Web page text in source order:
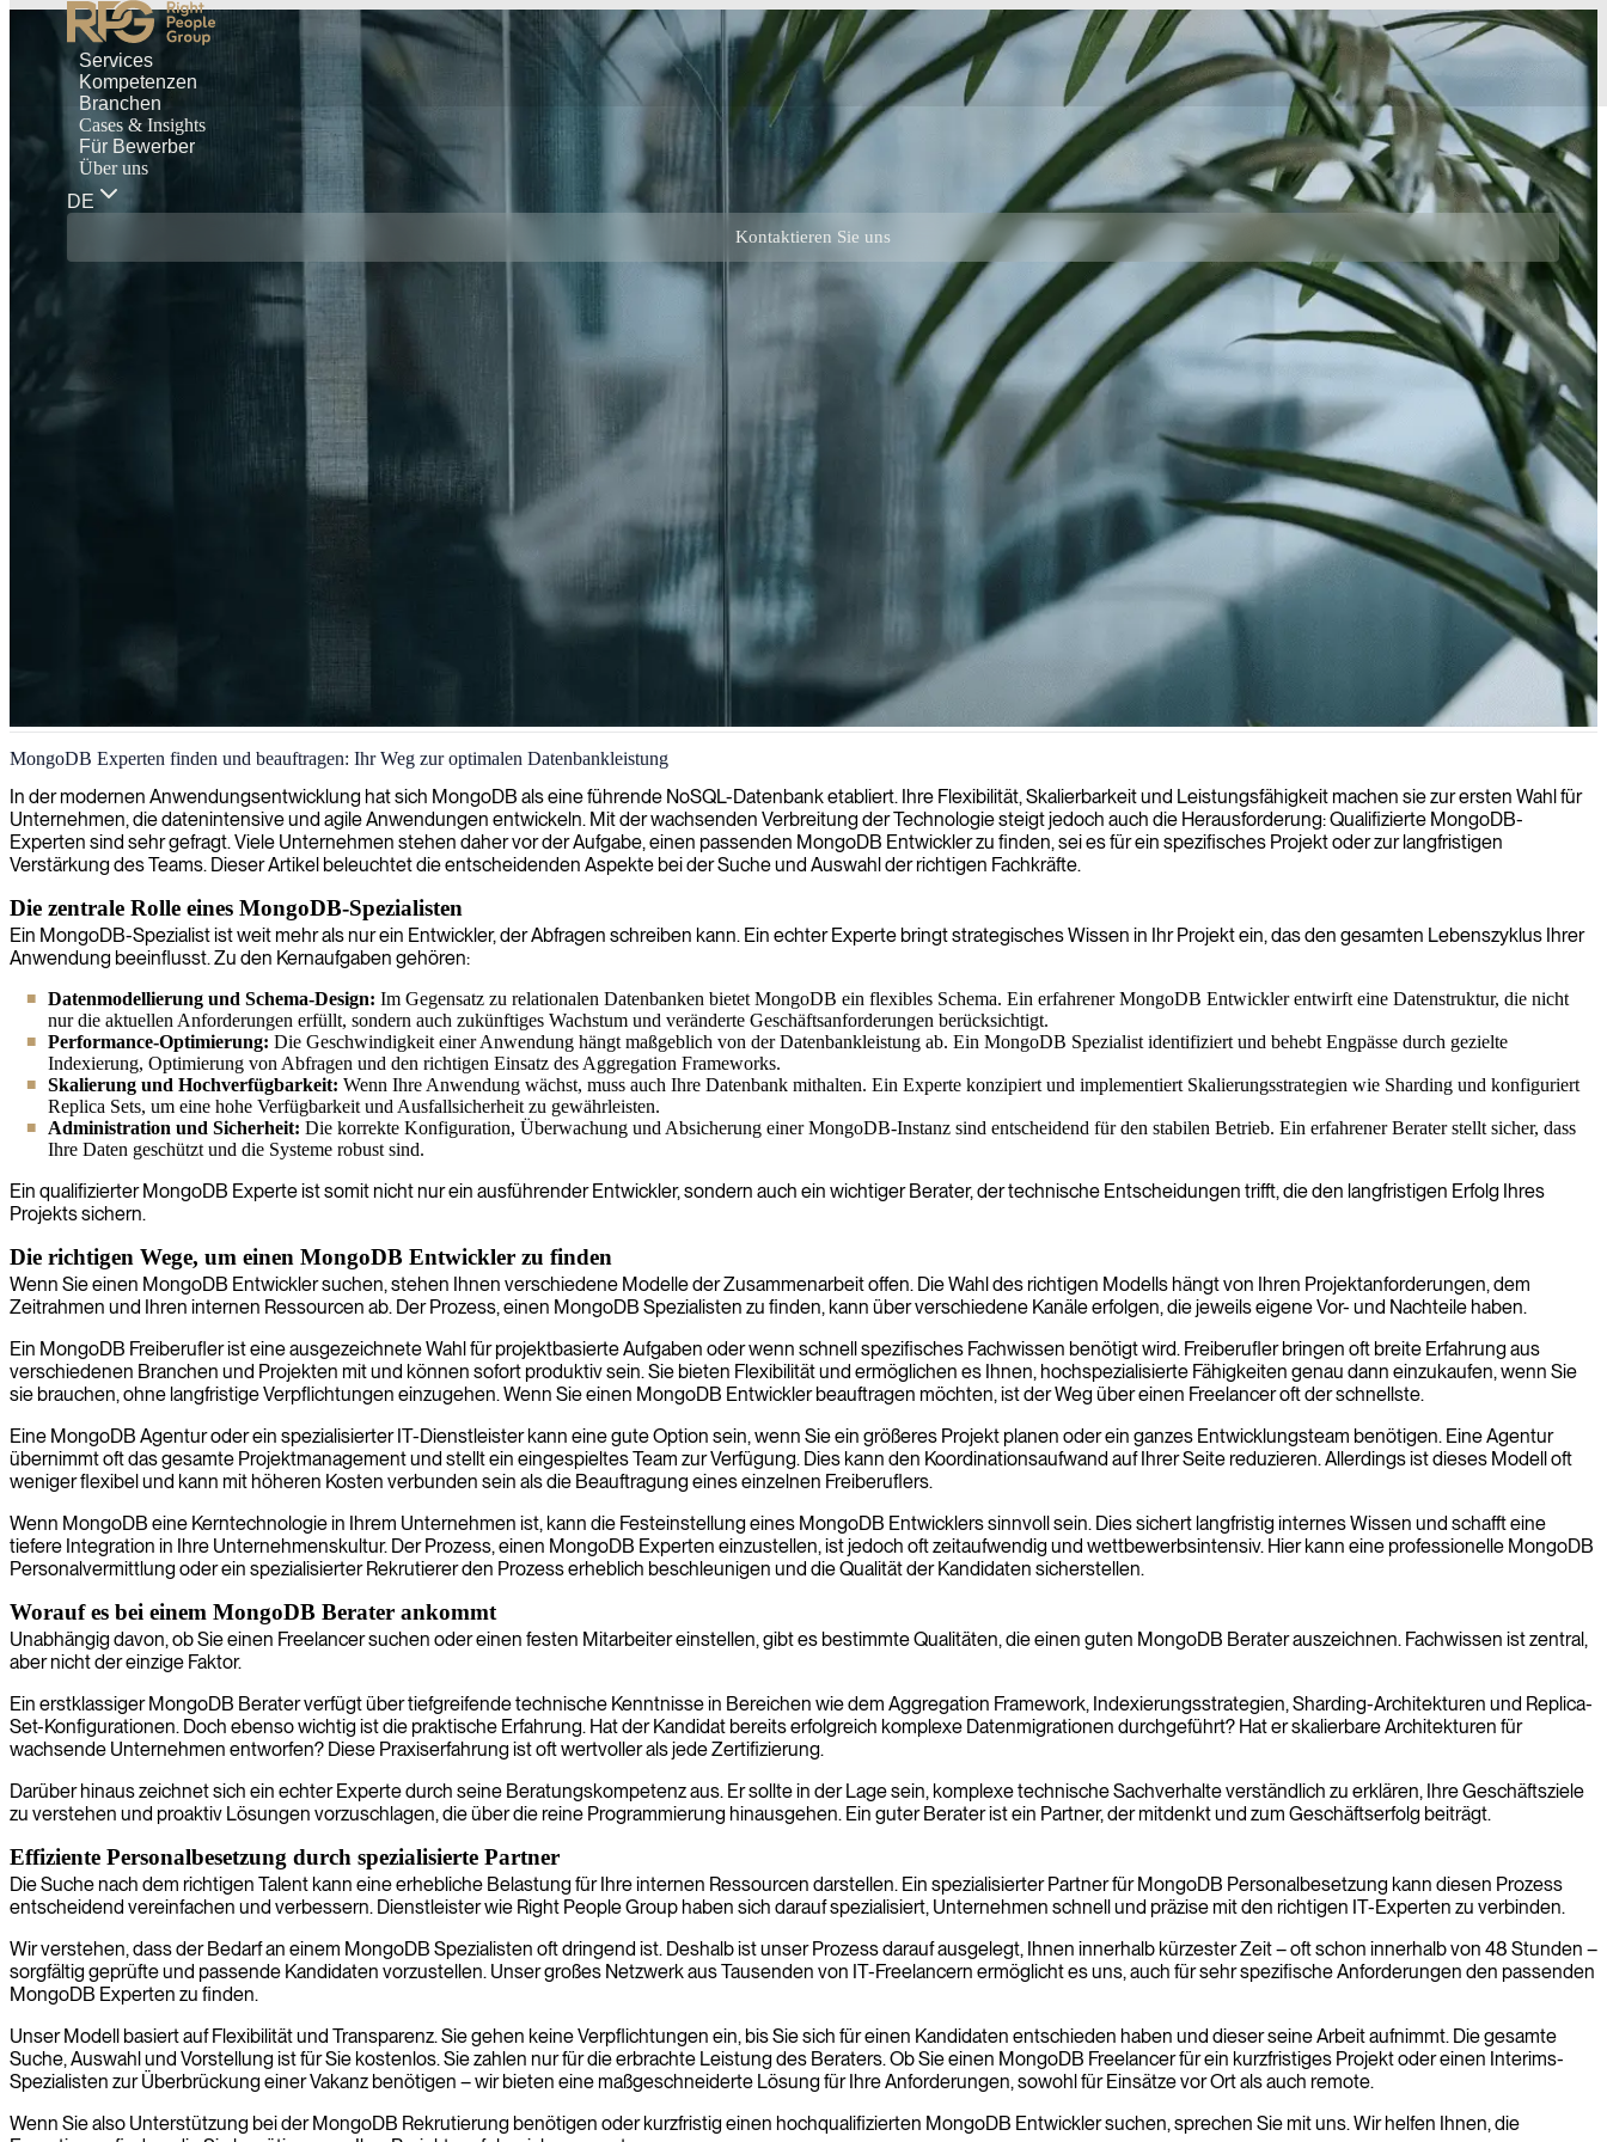
Services
Kompetenzen
Branchen
Cases & Insights
Für Bewerber
Über uns
DE
Kontaktieren Sie uns
MongoDB Big-Data-Engineering
Wir stellen MongoDB-Experten bereit, die Ihre Datenbankleistung optimieren können, um Skalierbarkeit und Effizienz für Ihre Big-Data-Anwendungen zu gewährleisten.
MongoDB Experten finden und beauftragen: Ihr Weg zur optimalen Datenbankleistung
In der modernen Anwendungsentwicklung hat sich MongoDB als eine führende NoSQL-Datenbank etabliert. Ihre Flexibilität, Skalierbarkeit und Leistungsfähigkeit machen sie zur ersten Wahl für
Unternehmen, die datenintensive und agile Anwendungen entwickeln. Mit der wachsenden Verbreitung der Technologie steigt jedoch auch die Herausforderung: Qualifizierte MongoDB-
Experten sind sehr gefragt. Viele Unternehmen stehen daher vor der Aufgabe, einen passenden MongoDB Entwickler zu finden, sei es für ein spezifisches Projekt oder zur langfristigen
Verstärkung des Teams. Dieser Artikel beleuchtet die entscheidenden Aspekte bei der Suche und Auswahl der richtigen Fachkräfte.
Die zentrale Rolle eines MongoDB-Spezialisten
Ein MongoDB-Spezialist ist weit mehr als nur ein Entwickler, der Abfragen schreiben kann. Ein echter Experte bringt strategisches Wissen in Ihr Projekt ein, das den gesamten Lebenszyklus Ihrer
Anwendung beeinflusst. Zu den Kernaufgaben gehören:
Datenmodellierung und Schema-Design: Im Gegensatz zu relationalen Datenbanken bietet MongoDB ein flexibles Schema. Ein erfahrener MongoDB Entwickler entwirft eine Datenstruktur, die nicht
nur die aktuellen Anforderungen erfüllt, sondern auch zukünftiges Wachstum und veränderte Geschäftsanforderungen berücksichtigt.
Performance-Optimierung: Die Geschwindigkeit einer Anwendung hängt maßgeblich von der Datenbankleistung ab. Ein MongoDB Spezialist identifiziert und behebt Engpässe durch gezielte
Indexierung, Optimierung von Abfragen und den richtigen Einsatz des Aggregation Frameworks.
Skalierung und Hochverfügbarkeit: Wenn Ihre Anwendung wächst, muss auch Ihre Datenbank mithalten. Ein Experte konzipiert und implementiert Skalierungsstrategien wie Sharding und konfiguriert
Replica Sets, um eine hohe Verfügbarkeit und Ausfallsicherheit zu gewährleisten.
Administration und Sicherheit: Die korrekte Konfiguration, Überwachung und Absicherung einer MongoDB-Instanz sind entscheidend für den stabilen Betrieb. Ein erfahrener Berater stellt sicher, dass
Ihre Daten geschützt und die Systeme robust sind.
Ein qualifizierter MongoDB Experte ist somit nicht nur ein ausführender Entwickler, sondern auch ein wichtiger Berater, der technische Entscheidungen trifft, die den langfristigen Erfolg Ihres
Projekts sichern.
Die richtigen Wege, um einen MongoDB Entwickler zu finden
Wenn Sie einen MongoDB Entwickler suchen, stehen Ihnen verschiedene Modelle der Zusammenarbeit offen. Die Wahl des richtigen Modells hängt von Ihren Projektanforderungen, dem
Zeitrahmen und Ihren internen Ressourcen ab. Der Prozess, einen MongoDB Spezialisten zu finden, kann über verschiedene Kanäle erfolgen, die jeweils eigene Vor- und Nachteile haben.
Ein MongoDB Freiberufler ist eine ausgezeichnete Wahl für projektbasierte Aufgaben oder wenn schnell spezifisches Fachwissen benötigt wird. Freiberufler bringen oft breite Erfahrung aus
verschiedenen Branchen und Projekten mit und können sofort produktiv sein. Sie bieten Flexibilität und ermöglichen es Ihnen, hochspezialisierte Fähigkeiten genau dann einzukaufen, wenn Sie
sie brauchen, ohne langfristige Verpflichtungen einzugehen. Wenn Sie einen MongoDB Entwickler beauftragen möchten, ist der Weg über einen Freelancer oft der schnellste.
Eine MongoDB Agentur oder ein spezialisierter IT-Dienstleister kann eine gute Option sein, wenn Sie ein größeres Projekt planen oder ein ganzes Entwicklungsteam benötigen. Eine Agentur
übernimmt oft das gesamte Projektmanagement und stellt ein eingespieltes Team zur Verfügung. Dies kann den Koordinationsaufwand auf Ihrer Seite reduzieren. Allerdings ist dieses Modell oft
weniger flexibel und kann mit höheren Kosten verbunden sein als die Beauftragung eines einzelnen Freiberuflers.
Wenn MongoDB eine Kerntechnologie in Ihrem Unternehmen ist, kann die Festeinstellung eines MongoDB Entwicklers sinnvoll sein. Dies sichert langfristig internes Wissen und schafft eine
tiefere Integration in Ihre Unternehmenskultur. Der Prozess, einen MongoDB Experten einzustellen, ist jedoch oft zeitaufwendig und wettbewerbsintensiv. Hier kann eine professionelle MongoDB
Personalvermittlung oder ein spezialisierter Rekrutierer den Prozess erheblich beschleunigen und die Qualität der Kandidaten sicherstellen.
Worauf es bei einem MongoDB Berater ankommt
Unabhängig davon, ob Sie einen Freelancer suchen oder einen festen Mitarbeiter einstellen, gibt es bestimmte Qualitäten, die einen guten MongoDB Berater auszeichnen. Fachwissen ist zentral,
aber nicht der einzige Faktor.
Ein erstklassiger MongoDB Berater verfügt über tiefgreifende technische Kenntnisse in Bereichen wie dem Aggregation Framework, Indexierungsstrategien, Sharding-Architekturen und Replica-
Set-Konfigurationen. Doch ebenso wichtig ist die praktische Erfahrung. Hat der Kandidat bereits erfolgreich komplexe Datenmigrationen durchgeführt? Hat er skalierbare Architekturen für
wachsende Unternehmen entworfen? Diese Praxiserfahrung ist oft wertvoller als jede Zertifizierung.
Darüber hinaus zeichnet sich ein echter Experte durch seine Beratungskompetenz aus. Er sollte in der Lage sein, komplexe technische Sachverhalte verständlich zu erklären, Ihre Geschäftsziele
zu verstehen und proaktiv Lösungen vorzuschlagen, die über die reine Programmierung hinausgehen. Ein guter Berater ist ein Partner, der mitdenkt und zum Geschäftserfolg beiträgt.
Effiziente Personalbesetzung durch spezialisierte Partner
Die Suche nach dem richtigen Talent kann eine erhebliche Belastung für Ihre internen Ressourcen darstellen. Ein spezialisierter Partner für MongoDB Personalbesetzung kann diesen Prozess
entscheidend vereinfachen und verbessern. Dienstleister wie Right People Group haben sich darauf spezialisiert, Unternehmen schnell und präzise mit den richtigen IT-Experten zu verbinden.
Wir verstehen, dass der Bedarf an einem MongoDB Spezialisten oft dringend ist. Deshalb ist unser Prozess darauf ausgelegt, Ihnen innerhalb kürzester Zeit – oft schon innerhalb von 48 Stunden –
sorgfältig geprüfte und passende Kandidaten vorzustellen. Unser großes Netzwerk aus Tausenden von IT-Freelancern ermöglicht es uns, auch für sehr spezifische Anforderungen den passenden
MongoDB Experten zu finden.
Unser Modell basiert auf Flexibilität und Transparenz. Sie gehen keine Verpflichtungen ein, bis Sie sich für einen Kandidaten entschieden haben und dieser seine Arbeit aufnimmt. Die gesamte
Suche, Auswahl und Vorstellung ist für Sie kostenlos. Sie zahlen nur für die erbrachte Leistung des Beraters. Ob Sie einen MongoDB Freelancer für ein kurzfristiges Projekt oder einen Interims-
Spezialisten zur Überbrückung einer Vakanz benötigen – wir bieten eine maßgeschneiderte Lösung für Ihre Anforderungen, sowohl für Einsätze vor Ort als auch remote.
Wenn Sie also Unterstützung bei der MongoDB Rekrutierung benötigen oder kurzfristig einen hochqualifizierten MongoDB Entwickler suchen, sprechen Sie mit uns. Wir helfen Ihnen, die